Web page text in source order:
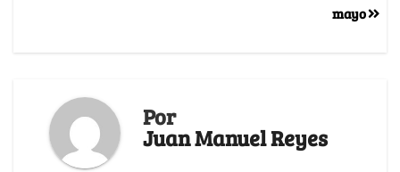
mayo
Por
Juan Manuel Reyes